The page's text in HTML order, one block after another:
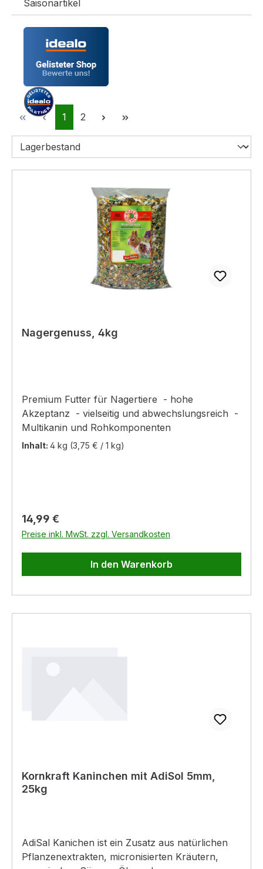
Saisonartikel
Seite
1 Seite
2
Nagergenuss, 4kg
Premium Futter für Nagertiere - hohe
Akzeptanz - vielseitig und abwechslungsreich -
Multikanin und Rohkomponenten
Inhalt: 4 kg (3,75 € / 1 kg)
Regulärer Preis:
14,99 €
Preise inkl. MwSt. zzgl. Versandkosten
In den Warenkorb
Kornkraft Kaninchen mit AdiSol 5mm,
25kg
AdiSal Kanichen ist ein Zusatz aus natürlichen
Pflanzenextrakten, micronisierten Kräutern,